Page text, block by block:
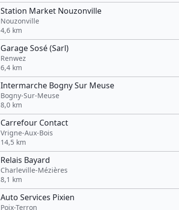
Station Market Nouzonville
Nouzonville
4,6 km
Garage Sosé (Sarl)
Renwez
6,4 km
Intermarche Bogny Sur Meuse
Bogny-Sur-Meuse
8,0 km
Carrefour Contact
Vrigne-Aux-Bois
14,5 km
Relais Bayard
Charleville-Mézières
8,1 km
Auto Services Pixien
Poix-Terron